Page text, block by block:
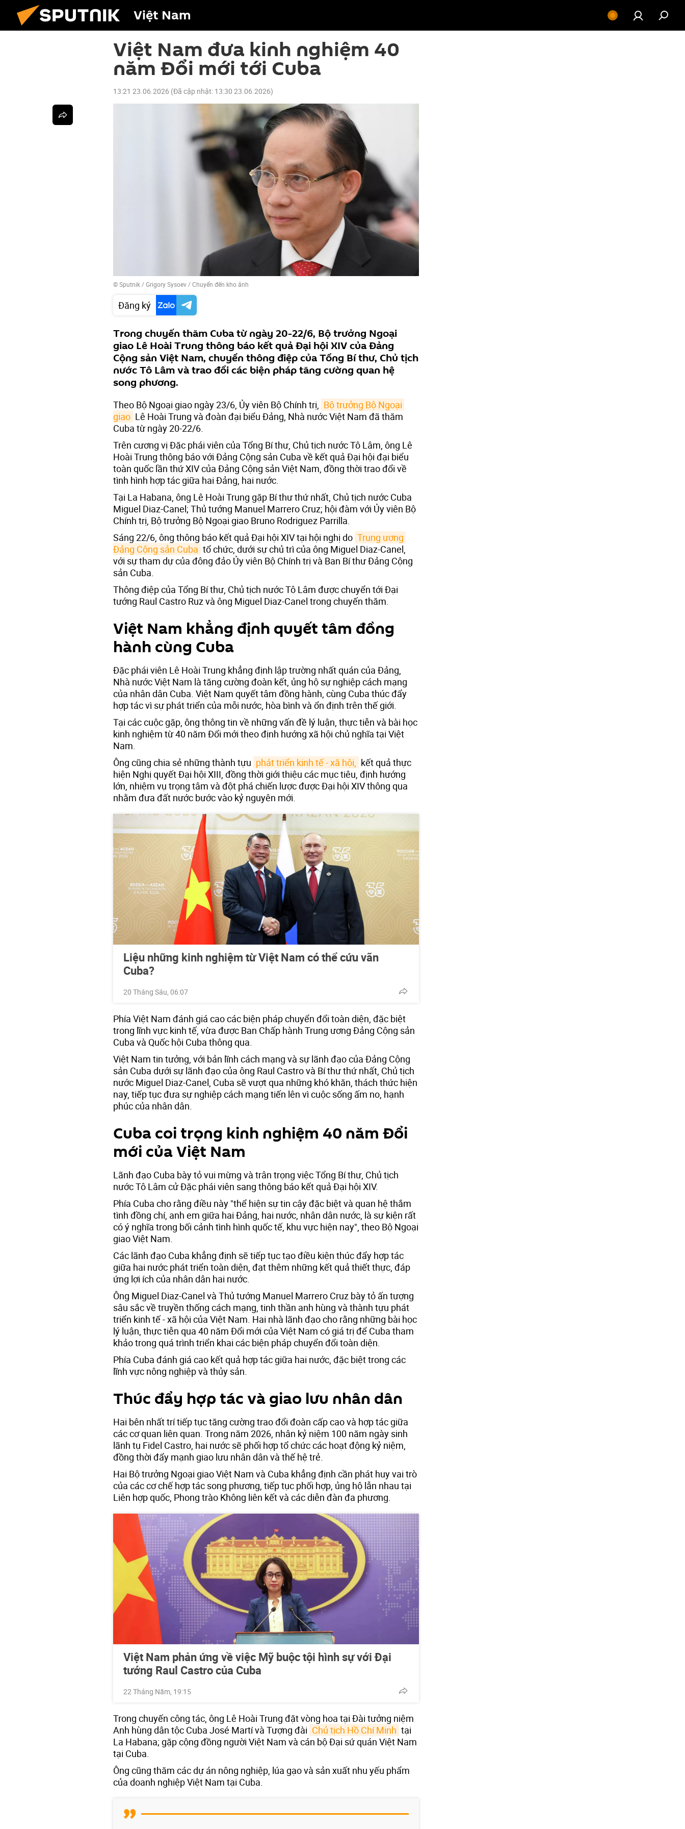
Việt Nam
Việt Nam đưa kinh nghiệm 40
năm Đổi mới tới Cuba
13:21 23.06.2026 (Đã cập nhật: 13:30 23.06.2026)
© Sputnik / Grigory Sysoev/Chuyển đến kho ảnh
Đăng ký
Trong chuyến thăm Cuba từ ngày 20-22/6, Bộ trưởng Ngoại
giao Lê Hoài Trung thông báo kết quả Đại hội XIV của Đảng
Cộng sản Việt Nam, chuyển thông điệp của Tổng Bí thư, Chủ tịch
nước Tô Lâm và trao đổi các biện pháp tăng cường quan hệ
song phương.
Theo Bộ Ngoại giao ngày 23/6, Ủy viên Bộ Chính trị,
Bộ trưởng Bộ Ngoại
giao Lê Hoài Trung và đoàn đại biểu Đảng, Nhà nước Việt Nam đã thăm
Cuba từ ngày 20-22/6.
Trên cương vị Đặc phái viên của Tổng Bí thư, Chủ tịch nước Tô Lâm, ông Lê
Hoài Trung thông báo với Đảng Cộng sản Cuba về kết quả Đại hội đại biểu
toàn quốc lần thứ XIV của Đảng Cộng sản Việt Nam, đồng thời trao đổi về
tình hình hợp tác giữa hai Đảng, hai nước.
Tại La Habana, ông Lê Hoài Trung gặp Bí thư thứ nhất, Chủ tịch nước Cuba
Miguel Diaz-Canel; Thủ tướng Manuel Marrero Cruz; hội đàm với Ủy viên Bộ
Chính trị, Bộ trưởng Bộ Ngoại giao Bruno Rodriguez Parrilla.
Sáng 22/6, ông thông báo kết quả Đại hội XIV tại hội nghị do Trung ương
Đảng Cộng sản Cuba tổ chức, dưới sự chủ trì của ông Miguel Diaz-Canel,
với sự tham dự của đông đảo Ủy viên Bộ Chính trị và Ban Bí thư Đảng Cộng
sản Cuba.
Thông điệp của Tổng Bí thư, Chủ tịch nước Tô Lâm được chuyển tới Đại
tướng Raul Castro Ruz và ông Miguel Diaz-Canel trong chuyến thăm.
Việt Nam khẳng định quyết tâm đồng
hành cùng Cuba
Đặc phái viên Lê Hoài Trung khẳng định lập trường nhất quán của Đảng,
Nhà nước Việt Nam là tăng cường đoàn kết, ủng hộ sự nghiệp cách mạng
của nhân dân Cuba. Việt Nam quyết tâm đồng hành, cùng Cuba thúc đẩy
hợp tác vì sự phát triển của mỗi nước, hòa bình và ổn định trên thế giới.
Tại các cuộc gặp, ông thông tin về những vấn đề lý luận, thực tiễn và bài học
kinh nghiệm từ 40 năm Đổi mới theo định hướng xã hội chủ nghĩa tại Việt
Nam.
Ông cũng chia sẻ những thành tựu phát triển kinh tế - xã hội,
kết quả thực
hiện Nghị quyết Đại hội XIII, đồng thời giới thiệu các mục tiêu, định hướng
lớn, nhiệm vụ trọng tâm và đột phá chiến lược được Đại hội XIV thông qua
nhằm đưa đất nước bước vào kỷ nguyên mới.
Liệu những kinh nghiệm từ Việt Nam có thể cứu vãn
Cuba?
20 Tháng Sáu, 06:07
Phía Việt Nam đánh giá cao các biện pháp chuyển đổi toàn diện, đặc biệt
trong lĩnh vực kinh tế, vừa được Ban Chấp hành Trung ương Đảng Cộng sản
Cuba và Quốc hội Cuba thông qua.
Việt Nam tin tưởng, với bản lĩnh cách mạng và sự lãnh đạo của Đảng Cộng
sản Cuba dưới sự lãnh đạo của ông Raul Castro và Bí thư thứ nhất, Chủ tịch
nước Miguel Diaz-Canel, Cuba sẽ vượt qua những khó khăn, thách thức hiện
nay, tiếp tục đưa sự nghiệp cách mạng tiến lên vì cuộc sống ấm no, hạnh
phúc của nhân dân.
Cuba coi trọng kinh nghiệm 40 năm Đổi
mới của Việt Nam
Lãnh đạo Cuba bày tỏ vui mừng và trân trọng việc Tổng Bí thư, Chủ tịch
nước Tô Lâm cử Đặc phái viên sang thông báo kết quả Đại hội XIV.
Phía Cuba cho rằng điều này "thể hiện sự tin cậy đặc biệt và quan hệ thắm
tình đồng chí, anh em giữa hai Đảng, hai nước, nhân dân nước, là sự kiện rất
có ý nghĩa trong bối cảnh tình hình quốc tế, khu vực hiện nay", theo Bộ Ngoại
giao Việt Nam.
Các lãnh đạo Cuba khẳng định sẽ tiếp tục tạo điều kiện thúc đẩy hợp tác
giữa hai nước phát triển toàn diện, đạt thêm những kết quả thiết thực, đáp
ứng lợi ích của nhân dân hai nước.
Ông Miguel Diaz-Canel và Thủ tướng Manuel Marrero Cruz bày tỏ ấn tượng
sâu sắc về truyền thống cách mạng, tinh thần anh hùng và thành tựu phát
triển kinh tế - xã hội của Việt Nam. Hai nhà lãnh đạo cho rằng những bài học
lý luận, thực tiễn qua 40 năm Đổi mới của Việt Nam có giá trị để Cuba tham
khảo trong quá trình triển khai các biện pháp chuyển đổi toàn diện.
Phía Cuba đánh giá cao kết quả hợp tác giữa hai nước, đặc biệt trong các
lĩnh vực nông nghiệp và thủy sản.
Thúc đẩy hợp tác và giao lưu nhân dân
Hai bên nhất trí tiếp tục tăng cường trao đổi đoàn cấp cao và hợp tác giữa
các cơ quan liên quan. Trong năm 2026, nhân kỷ niệm 100 năm ngày sinh
lãnh tụ Fidel Castro, hai nước sẽ phối hợp tổ chức các hoạt động kỷ niệm,
đồng thời đẩy mạnh giao lưu nhân dân và thế hệ trẻ.
Hai Bộ trưởng Ngoại giao Việt Nam và Cuba khẳng định cần phát huy vai trò
của các cơ chế hợp tác song phương, tiếp tục phối hợp, ủng hộ lẫn nhau tại
Liên hợp quốc, Phong trào Không liên kết và các diễn đàn đa phương.
Việt Nam phản ứng về việc Mỹ buộc tội hình sự với Đại
tướng Raul Castro của Cuba
22 Tháng Năm, 19:15
Trong chuyến công tác, ông Lê Hoài Trung đặt vòng hoa tại Đài tưởng niệm
Anh hùng dân tộc Cuba José Martí và Tượng đài Chủ tịch Hồ Chí Minh tại
La Habana; gặp cộng đồng người Việt Nam và cán bộ Đại sứ quán Việt Nam
tại Cuba.
Ông cũng thăm các dự án nông nghiệp, lúa gạo và sản xuất nhu yếu phẩm
của doanh nghiệp Việt Nam tại Cuba.